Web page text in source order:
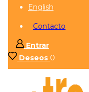
English
Contacto
Entrar
Deseos 0